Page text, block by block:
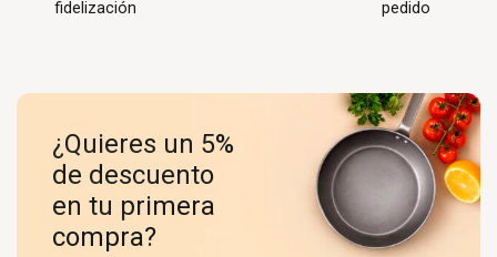
fidelización
pedido
¿Quieres un 5%
de descuento
en tu primera
compra?